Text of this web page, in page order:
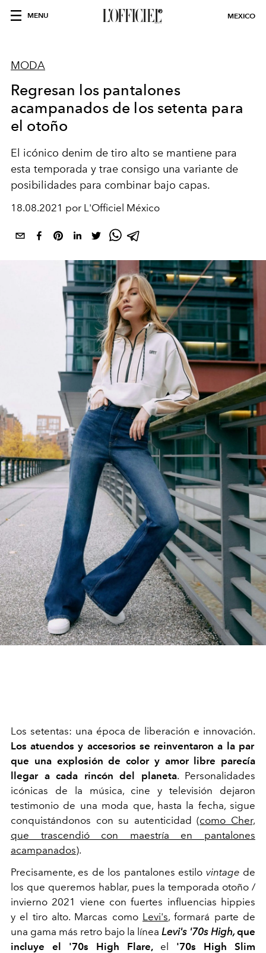
MENU MEXICO
MODA
Regresan los pantalones
acampanados de los setenta para
el otoño
El icónico denim de tiro alto se mantiene para
esta temporada y trae consigo una variante de
posibilidades para combinar bajo capas.
18.08.2021 por L'Officiel México
Los setentas: una época de liberación e innovación.
Los atuendos y accesorios se reinventaron a la par
que una explosión de color y amor libre parecía
llegar a cada rincón del planeta. Personalidades
icónicas de la música, cine y televisión dejaron
testimonio de una moda que, hasta la fecha, sigue
conquistándonos con su autenticidad (como Cher,
que trascendió con maestría en pantalones
acampanados).
Precisamente, es de los pantalones estilo vintage de
los que queremos hablar, pues la temporada otoño /
invierno 2021 viene con fuertes influencias hippies
y el tiro alto. Marcas como Levi's, formará parte de
una gama más retro bajo la línea Levi's '70s High,que
incluye el '70s High Flare,el '70s High Slim